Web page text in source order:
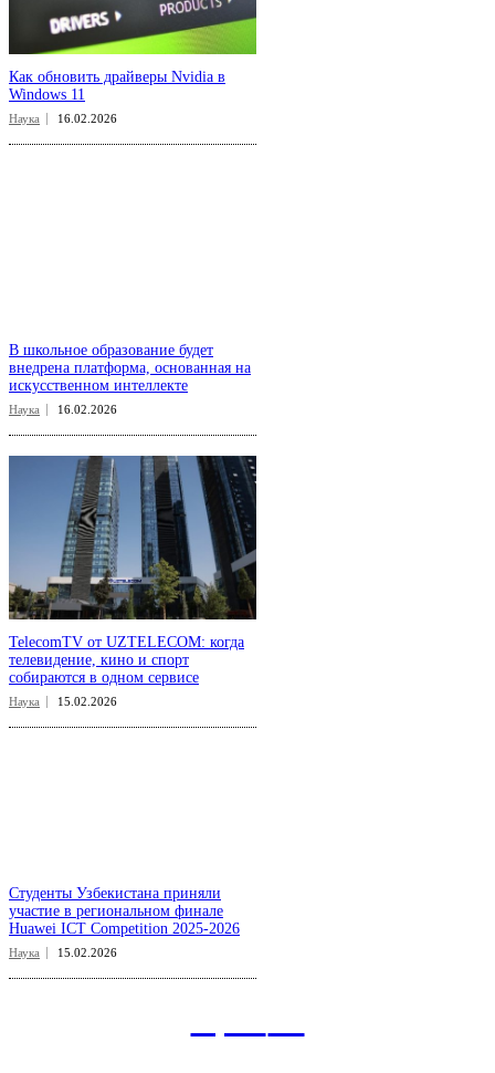
Как обновить драйверы Nvidia в
Windows 11
Наука 16.02.2026
В школьное образование будет
внедрена платформа, основанная на
искусственном интеллекте
Наука 16.02.2026
TelecomTV от UZTELECOM: когда
телевидение, кино и спорт
собираются в одном сервисе
Наука 15.02.2026
Студенты Узбекистана приняли
участие в региональном финале
Huawei ICT Competition 2025-2026
Наука 15.02.2026